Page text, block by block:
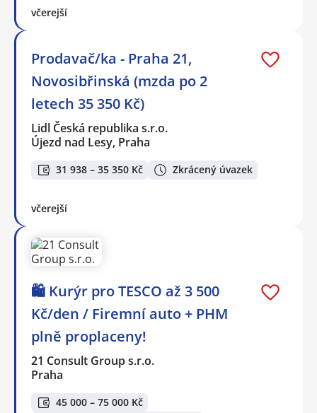
včerejší
Prodavač/ka - Praha 21,
Novosibřinská (mzda po 2
letech 35 350 Kč)
Lidl Česká republika s.r.o.
Újezd nad Lesy, Praha
31 938 – 35 350 Kč Zkrácený úvazek
včerejší
🛍️ Kurýr pro TESCO až 3 500
Kč/den / Firemní auto + PHM
plně proplaceny!
21 Consult Group s.r.o.
Praha
45 000 – 75 000 Kč